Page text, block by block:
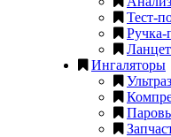
Тест-
Ручка-
Ингаляторы